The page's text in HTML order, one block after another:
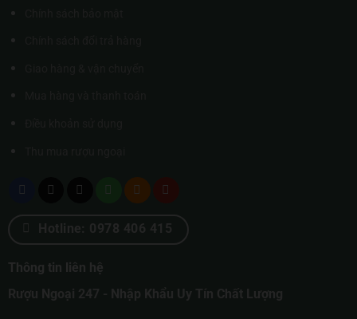
Hotline: 0978 406 415
Thông tin liên hệ
Rượu Ngoại 247 - Nhập Khẩu Uy Tín Chất Lượng